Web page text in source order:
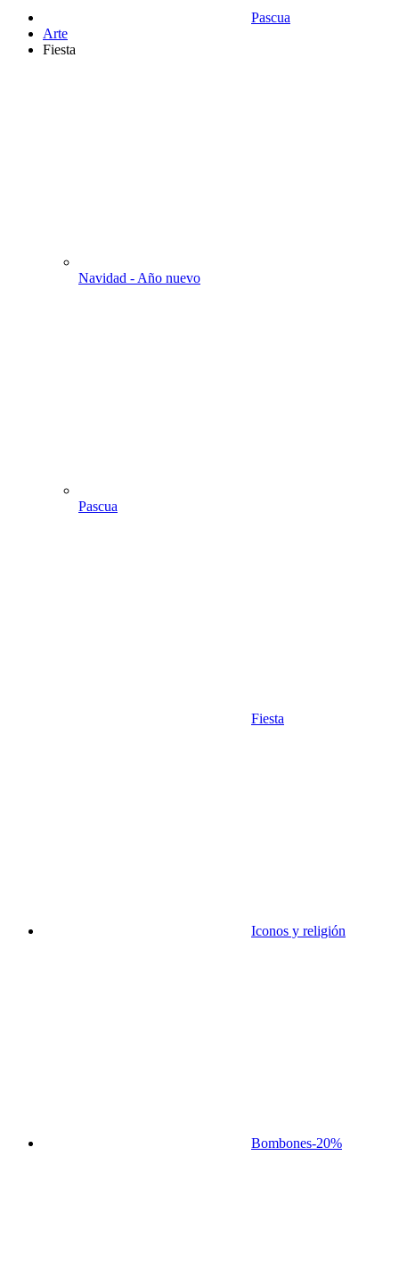
Pascua
Аrte
Fiesta
Navidad - Año nuevo
Pascua
Fiesta
Iconos y religión
Bombones-20%